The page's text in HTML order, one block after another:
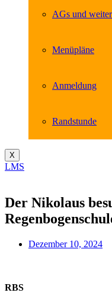
AGs und
Menüpläne
Anmeldung
Randstunde
X
LMS
Der Nikolaus
Dezember 10, 2024
RBS